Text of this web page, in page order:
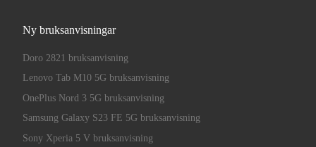
Ny bruksanvisningar
Doro 2821 bruksanvisning
Lenovo Tab M10 5G bruksanvisning
OnePlus Nord 3 5G bruksanvisning
Samsung Galaxy S23 FE 5G bruksanvisning
Sony Xperia 5 V bruksanvisning